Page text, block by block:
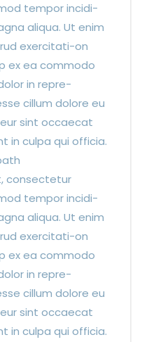
tempor incidi-
aliqua. Ut enim
exercitati-on
ex ea commodo
in repre-
cillum dolore eu
sint occaecat
in culpa qui officia.
consectetur
tempor incidi-
aliqua. Ut enim
exercitati-on
ex ea commodo
in repre-
cillum dolore eu
sint occaecat
in culpa qui officia.